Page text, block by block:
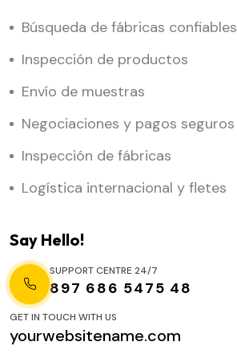
Búsqueda de fábricas confiables
Inspección de productos
Envío de muestras
Negociaciones y pagos seguros
Inspección de fábricas
Logística internacional y fletes
Say Hello!
SUPPORT CENTRE 24/7
897 686 5475 48
GET IN TOUCH WITH US
yourwebsitename.com